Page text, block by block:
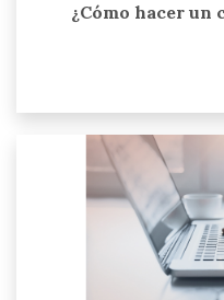
¿Cómo hacer un